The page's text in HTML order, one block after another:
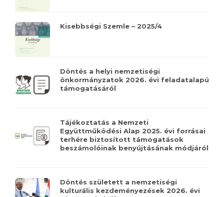
Kisebbségi Szemle – 2025/4
Döntés a helyi nemzetiségi
önkormányzatok 2026. évi feladatalapú
támogatásáról
Tájékoztatás a Nemzeti
Együttműködési Alap 2025. évi forrásai
terhére biztosított támogatások
beszámolóinak benyújtásának módjáról
Döntés született a nemzetiségi
kulturális kezdeményezések 2026. évi